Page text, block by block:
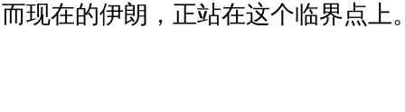
而现在的伊朗，正站在这个临界点上